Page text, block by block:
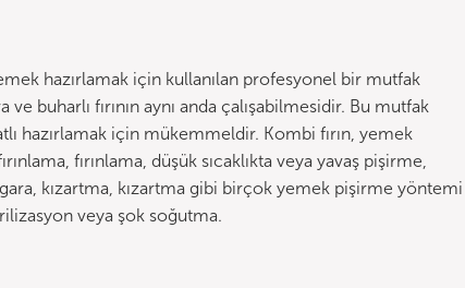
hazırlamak için kullanılan profesyonel bir mutfak
ve buharlı fırının aynı anda çalışabilmesidir. Bu mutfak
hazırlamak için mükemmeldir. Kombi fırın, yemek
fırınlama, düşük sıcaklıkta veya yavaş pişirme,
kızartma, kızartma gibi birçok yemek pişirme yöntemi
veya şok soğutma.